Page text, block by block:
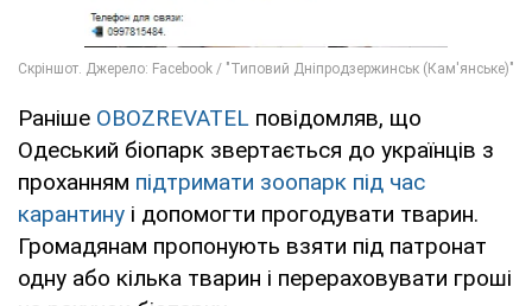
Раніше OBOZREVATEL повідомляв, що
Одеський біопарк звертається до українців з
проханням підтримати зоопарк під час
карантину і допомогти прогодувати тварин.
Громадянам пропонують взяти під патронат
одну або кілька тварин і перераховувати гроші